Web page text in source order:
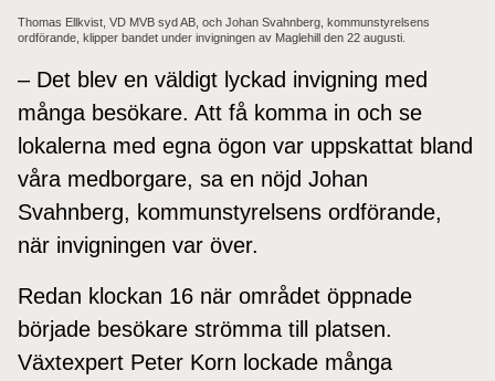
Thomas Ellkvist, VD MVB syd AB, och Johan Svahnberg, kommunstyrelsens
ordförande, klipper bandet under invigningen av Maglehill den 22 augusti.
– Det blev en väldigt lyckad invigning med
många besökare. Att få komma in och se
lokalerna med egna ögon var uppskattat bland
våra medborgare, sa en nöjd Johan
Svahnberg, kommunstyrelsens ordförande,
när invigningen var över.
Redan klockan 16 när området öppnade
började besökare strömma till platsen.
Växtexpert Peter Korn lockade många